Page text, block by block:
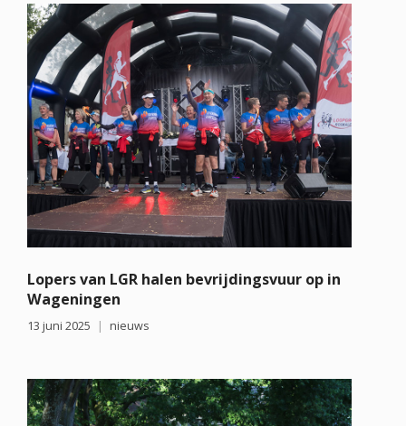
Lopers van LGR halen bevrijdingsvuur op in
Wageningen
13 juni 2025 nieuws